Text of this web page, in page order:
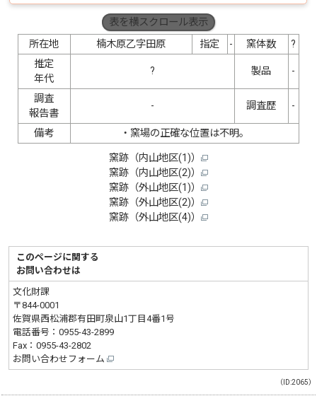
表を横スクロール表示
所在地
楠木原乙字田原 指定 - 窯体数
?
推定
年代
? 製品 -
調査
報告書
- 調査歴 -
備考 ・窯場の正確な位置は不明。
窯跡（内山地区(1)）
窯跡（内山地区(2)）
窯跡（外山地区(1)）
窯跡（外山地区(2)）
窯跡（外山地区(4)）
このページに関する
お問い合わせは
文化財課
〒844-0001
佐賀県西松浦郡有田町泉山1丁目4番1号
電話番号：0955-43-2899
Fax：0955-43-2802
お問い合わせフォーム
（ID:2065）